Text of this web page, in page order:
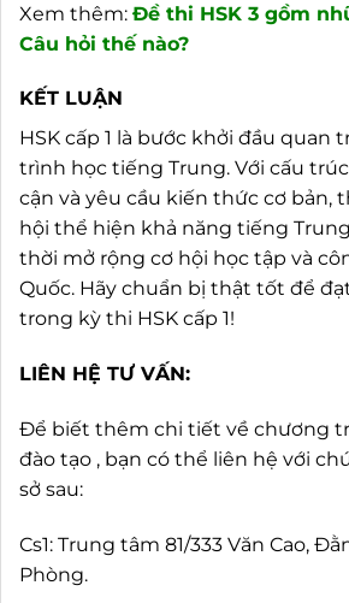
Xem thêm: Đề thi HSK 3 gồm
Câu hỏi thế nào?
KẾT LUẬN
HSK cấp 1 là bước khởi đầu quan
trình học tiếng Trung. Với cấu
cận và yêu cầu kiến thức cơ bản,
hội thể hiện khả năng tiếng
thời mở rộng cơ hội học tập và
Quốc. Hãy chuẩn bị thật tốt để
trong kỳ thi HSK cấp 1!
LIÊN HỆ TƯ VẤN:
Để biết thêm chi tiết về chương
đào tạo , bạn có thể liên hệ với
sở sau:
Cs1: Trung tâm 81/333 Văn Cao,
Phòng.